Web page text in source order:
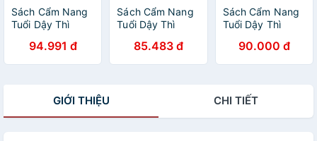
Sách Cẩm Nang
Tuổi Dậy Thì
94.991 đ
Sách Cẩm Nang
Tuổi Dậy Thì
Trai85.483 đ
Sách Cẩm Nang
Tuổi Dậy Thì
Trai90.000 đ
GIỚI THIỆU CHI TIẾT